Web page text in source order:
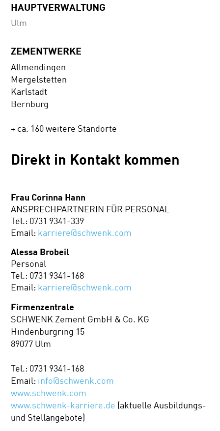
HAUPTVERWALTUNG
Ulm
ZEMENTWERKE
Allmendingen
Mergelstetten
Karlstadt
Bernburg
+ ca. 160 weitere Standorte
Direkt in Kontakt kommen
Frau Corinna Hann
ANSPRECHPARTNERIN FÜR PERSONAL
Tel.: 0731 9341-339
Email: karriere@schwenk.com
Alessa Brobeil
Personal
Tel.: 0731 9341-168
Email: karriere@schwenk.com
Firmenzentrale
SCHWENK Zement GmbH & Co. KG
Hindenburgring 15
89077 Ulm
Tel.: 0731 9341-168
Email: info@schwenk.com
www.schwenk.com
www.schwenk-karriere.de (aktuelle Ausbildungs-
und Stellangebote)